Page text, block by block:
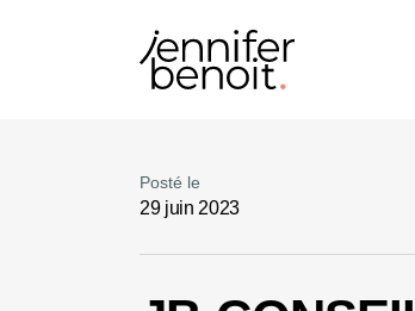
Posté le
29 juin 2023